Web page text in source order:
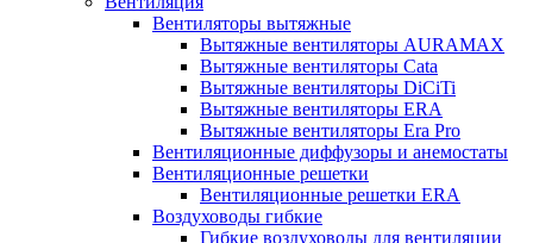
Вентиляторы вытяжные
Вытяжные вентиляторы AURAMAX
Вытяжные вентиляторы Cata
Вытяжные вентиляторы DiCiTi
Вытяжные вентиляторы ERA
Вытяжные вентиляторы Era Pro
Вентиляционные диффузоры и анемостаты
Вентиляционные решетки
Вентиляционные решетки ERA
Воздуховоды гибкие
Гибкие воздуховоды для вентиляции